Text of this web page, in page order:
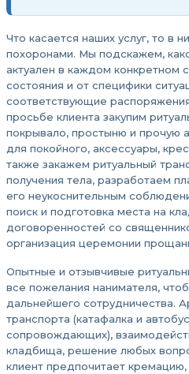
Что касается наших услуг, то в
похоронами. Мы подскажем,
актуален в каждом конкретном
состояния и от специфики
соответствующие
просьбе клиента закупим
покрывало, простыню и прочую
для покойного, аксессуары,
также закажем ритуальный
получения тела, разработаем
его неукоснительным
поиск и подготовка места на
договоренностей со
организация церемонии
Опытные и отзывчивые
все пожелания нанимателя,
дальнейшего сотрудничества.
транспорта (катафалка и
сопровождающих),
кладбища, решение любых
клиент предпочитает